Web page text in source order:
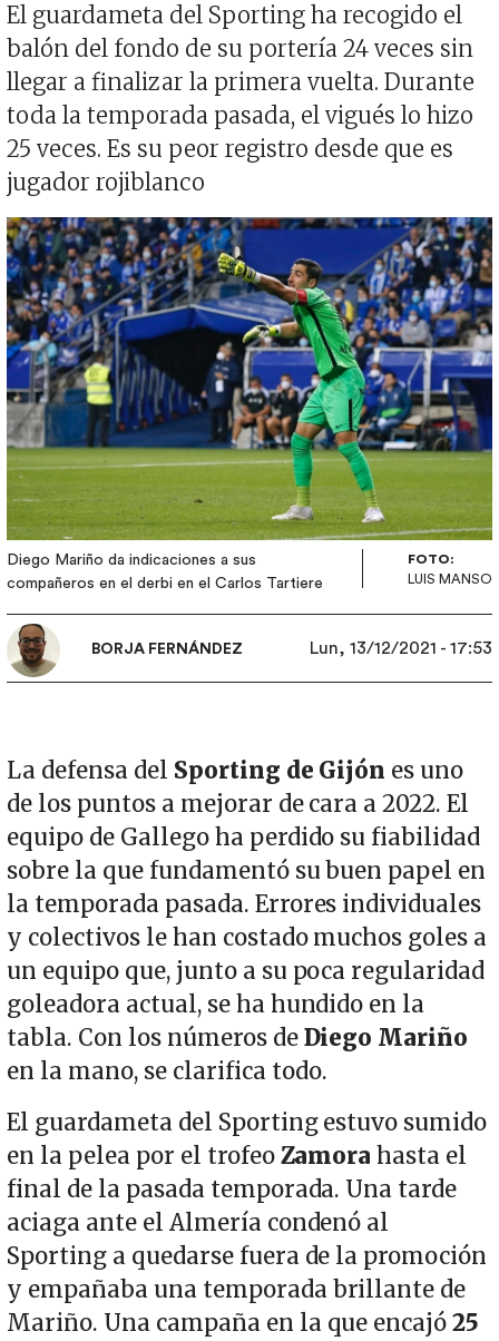
El guardameta del Sporting ha recogido el
balón del fondo de su portería 24 veces sin
llegar a finalizar la primera vuelta. Durante
toda la temporada pasada, el vigués lo hizo
25 veces. Es su peor registro desde que es
jugador rojiblanco
Imagen
Diego Mariño da indicaciones a sus
compañeros en el derbi en el Carlos Tartiere
FOTO:
LUIS MANSO
BORJA FERNÁNDEZ Lun, 13/12/2021 - 17:53
La defensa del Sporting de Gijón es uno
de los puntos a mejorar de cara a 2022. El
equipo de Gallego ha perdido su fiabilidad
sobre la que fundamentó su buen papel en
la temporada pasada. Errores individuales
y colectivos le han costado muchos goles a
un equipo que, junto a su poca regularidad
goleadora actual, se ha hundido en la
tabla. Con los números deDiego Mariño
en la mano, se clarifica todo.
El guardameta del Sporting estuvo sumido
en la pelea por el trofeoZamora hasta el
final de la pasada temporada. Una tarde
aciaga ante el Almería condenó al
Sporting a quedarse fuera de la promoción
y empañaba una temporada brillante de
Mariño. Una campaña en la que encajó25